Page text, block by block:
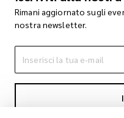
Rimani aggiornato sugli
nostra newsletter.